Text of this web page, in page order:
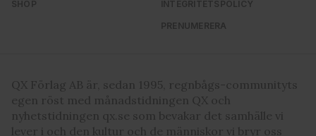
SHOP INTEGRITETSPOLICY
PRENUMERERA
QX Förlag AB är, sedan 1995, regnbågs-communityts
egen röst med månadstidningen QX och
nyhetstidningen qx.se som bevakar det samhälle vi
lever i och den kultur och de människor vi bryr oss